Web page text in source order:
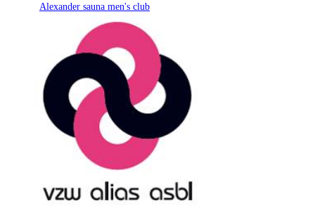
Alexander sauna men's club